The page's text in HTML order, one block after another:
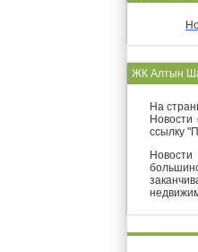
ЖК Алтын
На
ссылку